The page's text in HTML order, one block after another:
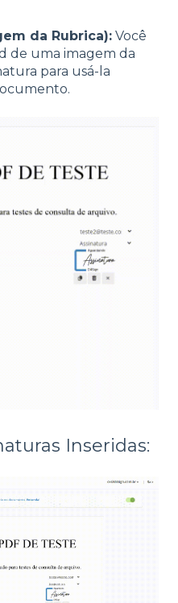
da Rubrica): Você
de uma imagem da
para usá-la
Inseridas: